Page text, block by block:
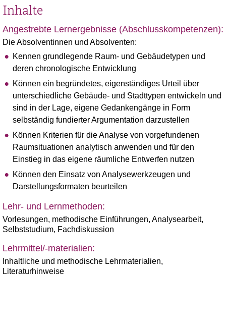
Inhalte
Angestrebte Lernergebnisse (Abschlusskompetenzen):
Die Absolventinnen und Absolventen:
Kennen grundlegende Raum- und Gebäudetypen und
deren chronologische Entwicklung
Können ein begründetes, eigenständiges Urteil über
unterschiedliche Gebäude- und Stadttypen entwickeln und
sind in der Lage, eigene Gedankengänge in Form
selbständig fundierter Argumentation darzustellen
Können Kriterien für die Analyse von vorgefundenen
Raumsituationen analytisch anwenden und für den
Einstieg in das eigene räumliche Entwerfen nutzen
Können den Einsatz von Analysewerkzeugen und
Darstellungsformaten beurteilen
Lehr- und Lernmethoden:
Vorlesungen, methodische Einführungen, Analysearbeit,
Selbststudium, Fachdiskussion
Lehrmittel/-materialien:
Inhaltliche und methodische Lehrmaterialien,
Literaturhinweise